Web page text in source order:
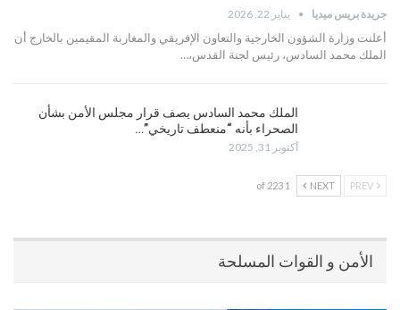
جريدة بريس ميديا يناير 22, 2026
أعلنت وزارة الشؤون الخارجية والتعاون الإفريقي والمغاربة المقيمين بالخارج أن
الملك محمد السادس، رئيس لجنة القدس،…
الملك محمد السادس يصف قرار مجلس الأمن بشأن
الصحراء بأنه “منعطف تاريخي”…
أكتوبر 31, 2025
NEXT
1 of 223
الأمن و القوات المسلحة